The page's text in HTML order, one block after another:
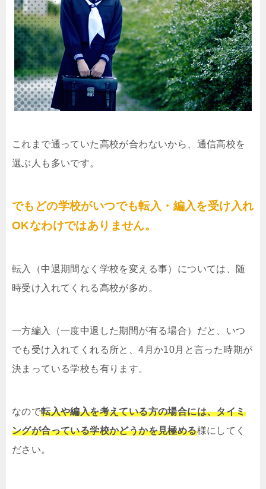
これまで通っていた高校が合わないから、通信高校を
選ぶ人も多いです。
でもどの学校がいつでも転入・編入を受け入れ
OKなわけではありません。
転入（中退期間なく学校を変える事）については、随
時受け入れてくれる高校が多め。
一方編入（一度中退した期間が有る場合）だと、いつ
でも受け入れてくれる所と、4月か10月と言った時期が
決まっている学校も有ります。
なので転入や編入を考えている方の場合には、タイミ
ングが合っている学校かどうかを見極める様にしてく
ださい。